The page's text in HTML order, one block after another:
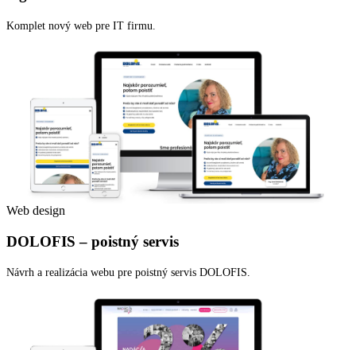
Komplet nový web pre IT firmu.
Web design
DOLOFIS – poistný servis
Návrh a realizácia webu pre poistný servis DOLOFIS.